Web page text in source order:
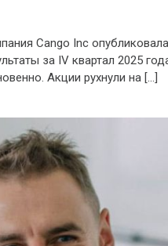
Cango Inc опубликовала
за IV квартал 2025
Акции рухнули на […]